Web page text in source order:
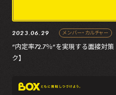
2023.06.29 メンバー・カルチャー
“内定率72.7％“を実現する面接対
ク】